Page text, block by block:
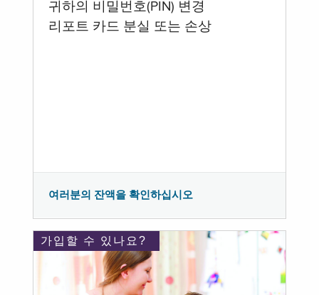
귀하의 비밀번호(PIN) 변경
리포트 카드 분실 또는 손상
여러분의 잔액을 확인하십시오
가입할 수 있나요?